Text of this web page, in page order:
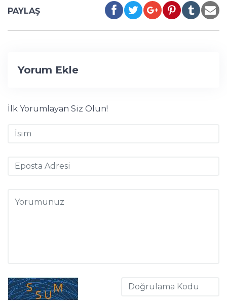
PAYLAŞ
Yorum Ekle
İlk Yorumlayan Siz Olun!